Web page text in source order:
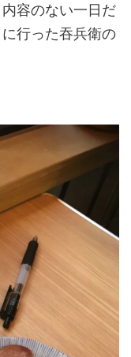
容のない一日だ
行った吞兵衛の